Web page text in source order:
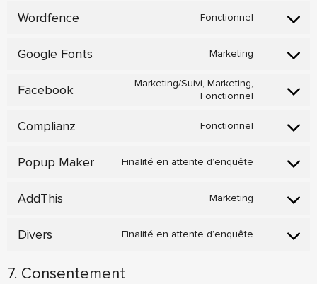
service
wordpress
Wordfence Fonctionnel
Consent
service
wordfence
Google Fonts Marketing
Consent
service
google-
Facebook
Marketing/Suivi, Marketing,
Fonctionnel
Consent
service
facebook
Complianz Fonctionnel
Consent
service
complianz
Popup Maker Finalité en attente d’enquête
Consent
service
popup-
AddThis Marketing
Consent
service
addthis
Divers Finalité en attente d’enquête
Consent
7. Consentement